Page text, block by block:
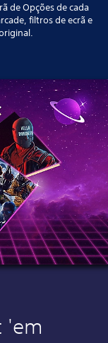
de Opções de cada
filtros de ecrã e
'em